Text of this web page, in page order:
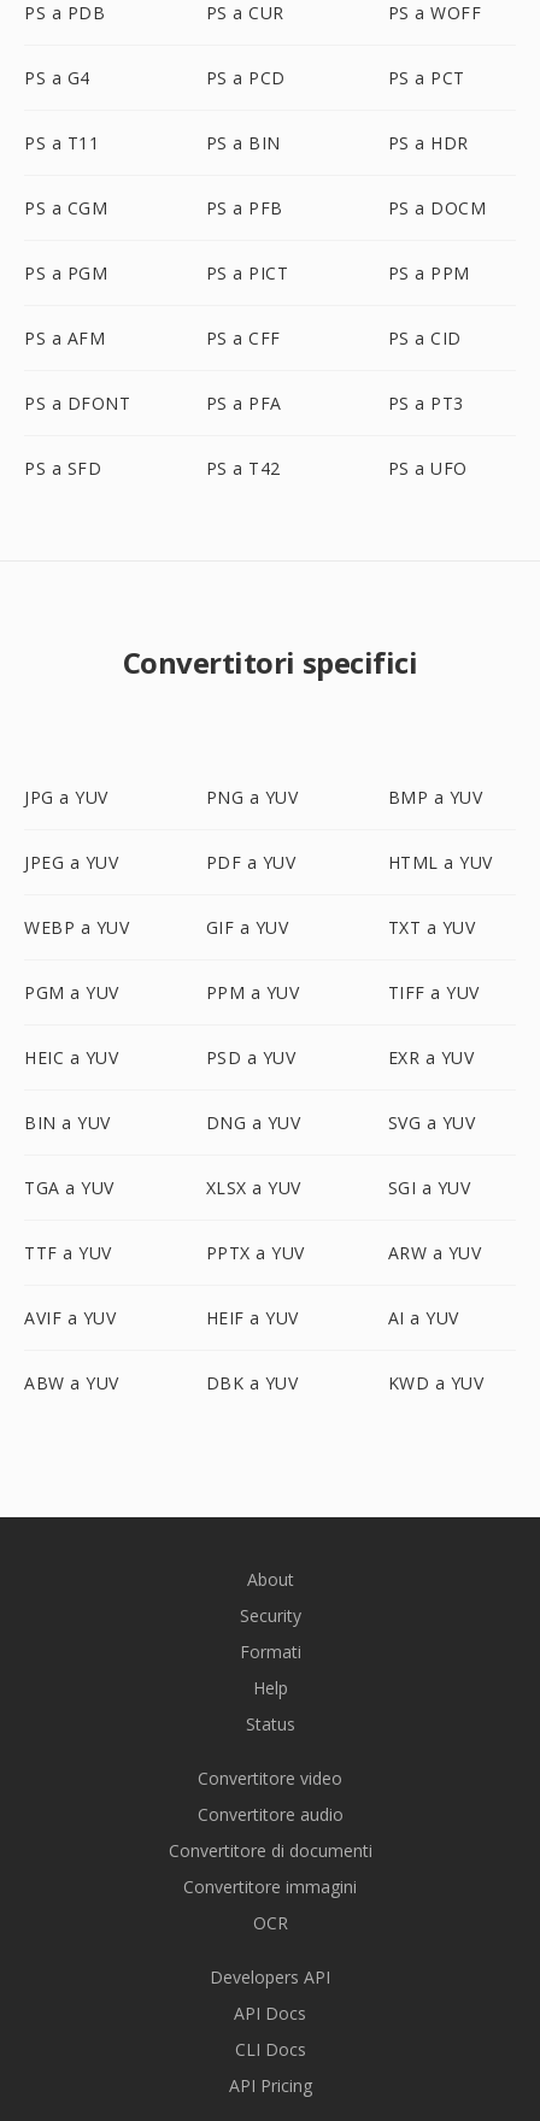
PS a PDB PS a CUR PS a WOFF
PS a G4 PS a PCD PS a PCT
PS a T11 PS a BIN PS a HDR
PS a CGM PS a PFB PS a DOCM
PS a PGM PS a PICT PS a PPM
PS a AFM PS a CFF PS a CID
PS a DFONT PS a PFA PS a PT3
PS a SFD PS a T42 PS a UFO
Convertitori specifici
JPG a YUV PNG a YUV BMP a YUV
JPEG a YUV PDF a YUV HTML a YUV
WEBP a YUV GIF a YUV TXT a YUV
PGM a YUV PPM a YUV TIFF a YUV
HEIC a YUV PSD a YUV EXR a YUV
BIN a YUV DNG a YUV SVG a YUV
TGA a YUV XLSX a YUV SGI a YUV
TTF a YUV PPTX a YUV ARW a YUV
AVIF a YUV HEIF a YUV AI a YUV
ABW a YUV DBK a YUV KWD a YUV
About
Security
Formati
Help
Status
Convertitore video
Convertitore audio
Convertitore di documenti
Convertitore immagini
OCR
Developers API
API Docs
CLI Docs
API Pricing